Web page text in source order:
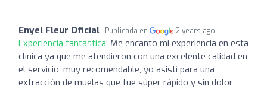
Enyel Fleur Oficial Publicada en 2 years ago
Experiencia fantástica: Me encanto mi experiencia en esta
clínica ya que me atendieron con una excelente calidad en
el servicio, muy recomendable, yo asistí para una
extracción de muelas que fue súper rápido y sin dolor